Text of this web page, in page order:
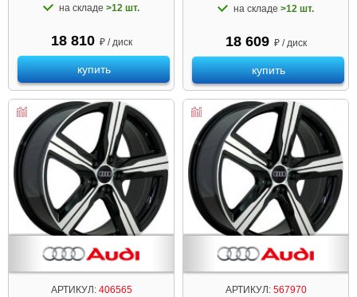
на складе >12 шт.
18 810 ₽ / диск
купить
на складе >12 шт.
18 609 ₽ / диск
купить
АРТИКУЛ:406565 АРТИКУЛ:567970